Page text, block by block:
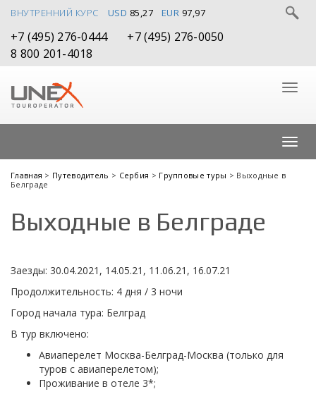
ВНУТРЕННИЙ КУРС USD 85,27 EUR 97,97
+7 (495) 276-0444
+7 (495) 276-0050
8 800 201-4018
Главная > Путеводитель > Сербия > Групповые туры > Выходные в
Белграде
Выходные в Белграде
Заезды: 30.04.2021, 14.05.21, 11.06.21, 16.07.21
Продолжительность: 4 дня / 3 ночи
Город начала тура: Белград
В тур включено:
Авиаперелет Москва-Белград-Москва (только для
туров с авиаперелетом);
Проживание в отеле 3*;